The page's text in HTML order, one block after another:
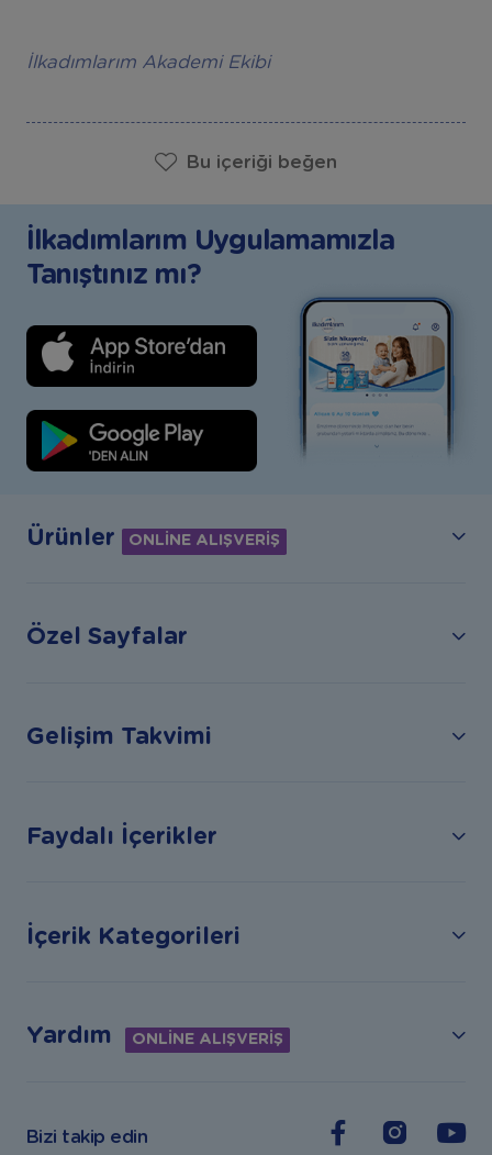
İlkadımlarım Akademi Ekibi
Bu içeriği beğen
İlkadımlarım Uygulamamızla
Tanıştınız mı?
Ürünler ONLİNE ALIŞVERİŞ
Özel Sayfalar
Gelişim Takvimi
Faydalı İçerikler
İçerik Kategorileri
Yardım ONLİNE ALIŞVERİŞ
Bizi takip edin